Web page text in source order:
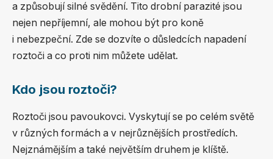
a způsobují silné svědění. Tito drobní parazité jsou
nejen nepříjemní, ale mohou být pro koně
i nebezpeční. Zde se dozvíte o důsledcích napadení
roztoči a co proti nim můžete udělat.
Kdo jsou roztoči?
Roztoči jsou pavoukovci. Vyskytují se po celém světě
v různých formách a v nejrůznějších prostředích.
Nejznámějším a také největším druhem je klíště.